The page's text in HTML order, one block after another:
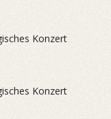
Konzert
Konzert